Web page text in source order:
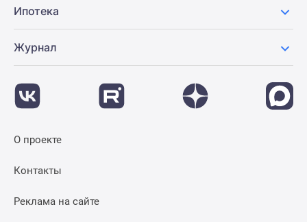
рынка
Экспертиза
новостроек
авторы
проекте
Реклама
сайте
Ипотека
Журнал
О проекте
Контакты
Реклама на сайте